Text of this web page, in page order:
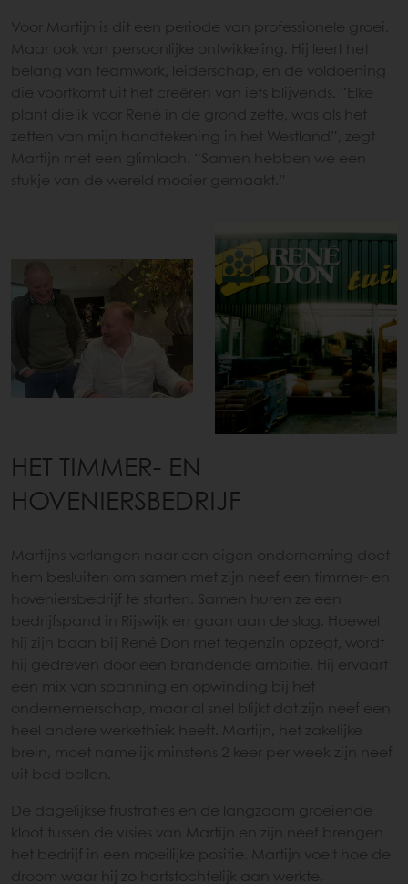
Voor Martijn is dit een periode van professionele groei.
Maar ook van persoonlijke ontwikkeling. Hij leert het
belang van teamwork, leiderschap, en de voldoening
die voortkomt uit het creëren van iets blijvends. “Elke
plant die ik voor René in de grond zette, was als het
zetten van mijn handtekening in het Westland”, zegt
Martijn met een glimlach. “Samen hebben we een
stukje van de wereld mooier gemaakt.”
HET TIMMER- EN
HOVENIERSBEDRIJF
Martijns verlangen naar een eigen onderneming doet
hem besluiten om samen met zijn neef een timmer- en
hoveniersbedrijf te starten. Samen huren ze een
bedrijfspand in Rijswijk en gaan aan de slag. Hoewel
hij zijn baan bij René Don met tegenzin opzegt, wordt
hij gedreven door een brandende ambitie. Hij ervaart
een mix van spanning en opwinding bij het
ondernemerschap, maar al snel blijkt dat zijn neef een
heel andere werkethiek heeft. Martijn, het zakelijke
brein, moet namelijk minstens 2 keer per week zijn neef
uit bed bellen.
De dagelijkse frustraties en de langzaam groeiende
kloof tussen de visies van Martijn en zijn neef brengen
het bedrijf in een moeilijke positie. Martijn voelt hoe de
droom waar hij zo hartstochtelijk aan werkte,